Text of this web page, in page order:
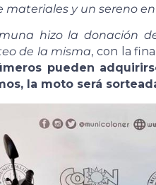
y un sereno
hizo la donación
de la misma, con la
pueden
la moto será